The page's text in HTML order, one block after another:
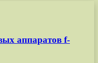
аппаратов f-